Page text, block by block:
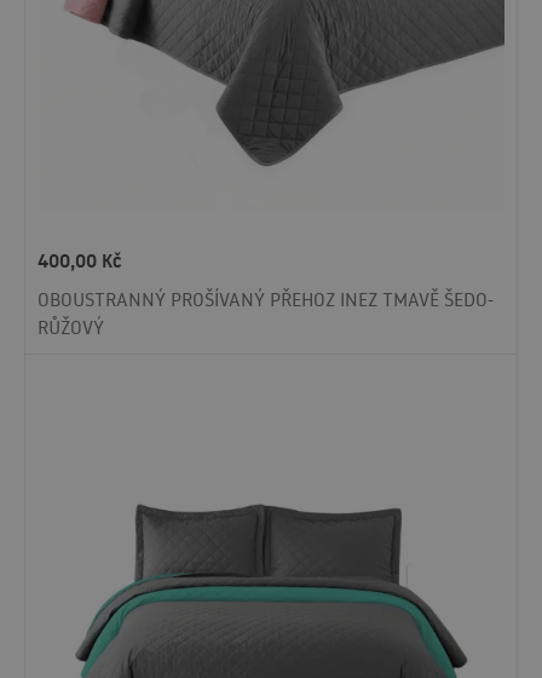
400,00 Kč
OBOUSTRANNÝ PROŠÍVANÝ PŘEHOZ INEZ TMAVĚ ŠEDO-
RŮŽOVÝ